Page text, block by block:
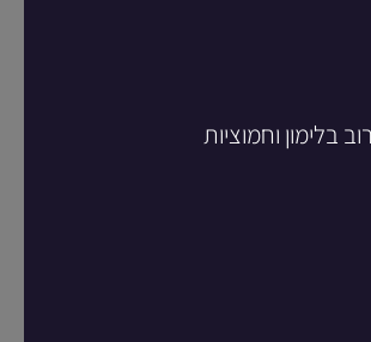
בלימון וחמוציות